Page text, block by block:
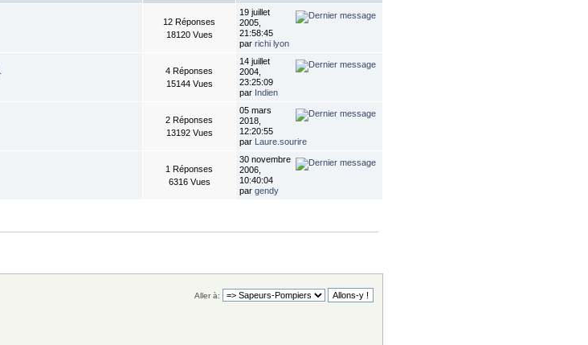
12 Réponses
18120 Vues
19 juillet
2005,
21:58:45
parrichi lyon
4 Réponses
15144 Vues
14 juillet
2004,
23:25:09
par Indien
2 Réponses
13192 Vues
05 mars
2018,
12:20:55
par Laure.sourire
1 Réponses
6316 Vues
30 novembre
2006,
10:40:04
pargendy
Aller à: